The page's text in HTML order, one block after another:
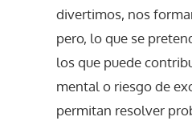
divertimos, nos
pero, lo que se
los que puede
mental o riesgo de
permitan resolver